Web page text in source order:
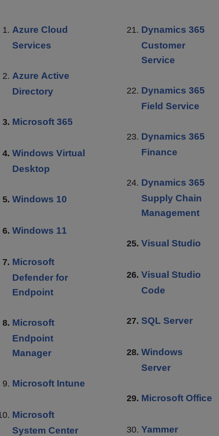
Azure Cloud
Services
Azure Active
Directory
Microsoft 365
Windows Virtual
Desktop
Windows 10
Windows 11
Microsoft
Defender for
Endpoint
Microsoft
Endpoint
Manager
Microsoft Intune
Microsoft
System Center
Dynamics 365
Customer
Service
Dynamics 365
Field Service
Dynamics 365
Finance
Dynamics 365
Supply Chain
Management
Visual Studio
Visual Studio
Code
SQL Server
Windows
Server
Microsoft Office
Yammer